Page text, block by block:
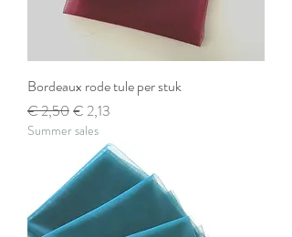
Bordeaux rode tule per stuk
Normale prijs
€ 2,50Verkoopprijs
€ 2,13
Summer sales